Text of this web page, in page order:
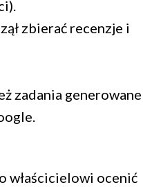
zbierać recenzje i
zadania generowane
właścicielowi ocenić